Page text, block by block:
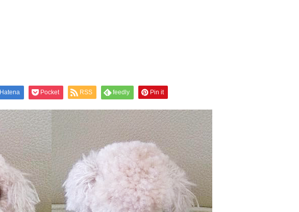
Hatena Pocket RSS feedly Pin it